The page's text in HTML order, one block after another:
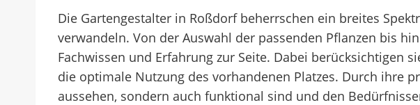
Die Gartengestalter in Roßdorf beherrschen ein breites
verwandeln. Von der Auswahl der passenden Pflanzen bis
Fachwissen und Erfahrung zur Seite. Dabei berücksichtigen
die optimale Nutzung des vorhandenen Platzes. Durch ihre
aussehen, sondern auch funktional sind und den